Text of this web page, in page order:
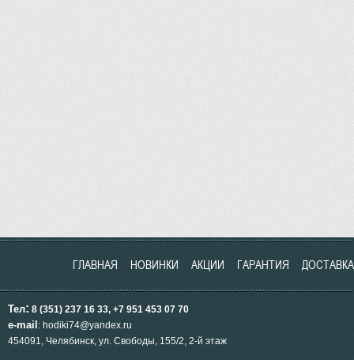
ГЛАВНАЯ НОВИНКИ АКЦИИ ГАРАНТИЯ ДОСТАВКА
Тел: 8 (351) 237 16 33, +7 951 453 07 70
e-mail : hodiki74@yandex.ru
454091, Челябинск, ул. Свободы, 155/2, 2-й этаж